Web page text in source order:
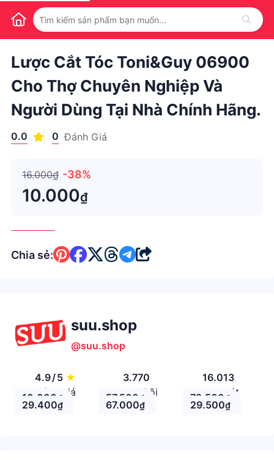
Lược Cắt Tóc Toni&Guy 06900
Cho Thợ Chuyên Nghiệp Và
Người Dùng Tại Nhà Chính Hãng.
0.0 0 Đánh Giá
16.000₫ -38%
10.000₫
Chia sẻ:
suu.shop
@suu.shop
4.9/5 ★
Đánh giá
3.770
Theo Dõi
16.013
Nhận xét
10.000 ₫ 57.500 ₫ 72.500 ₫
29.400₫ 67.000₫ 29.500₫